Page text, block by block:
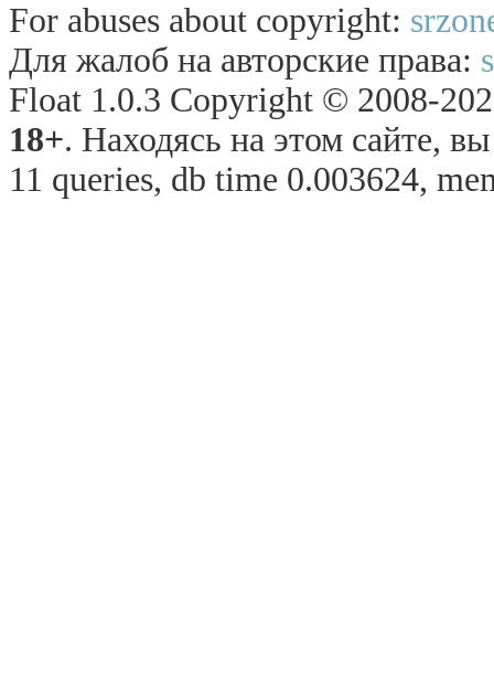
For abuses about copyright:
Для жалоб на авторские права:
Float 1.0.3 Copyright © 2008-
18+. Находясь на этом сайте,
11 queries, db time 0.003624,